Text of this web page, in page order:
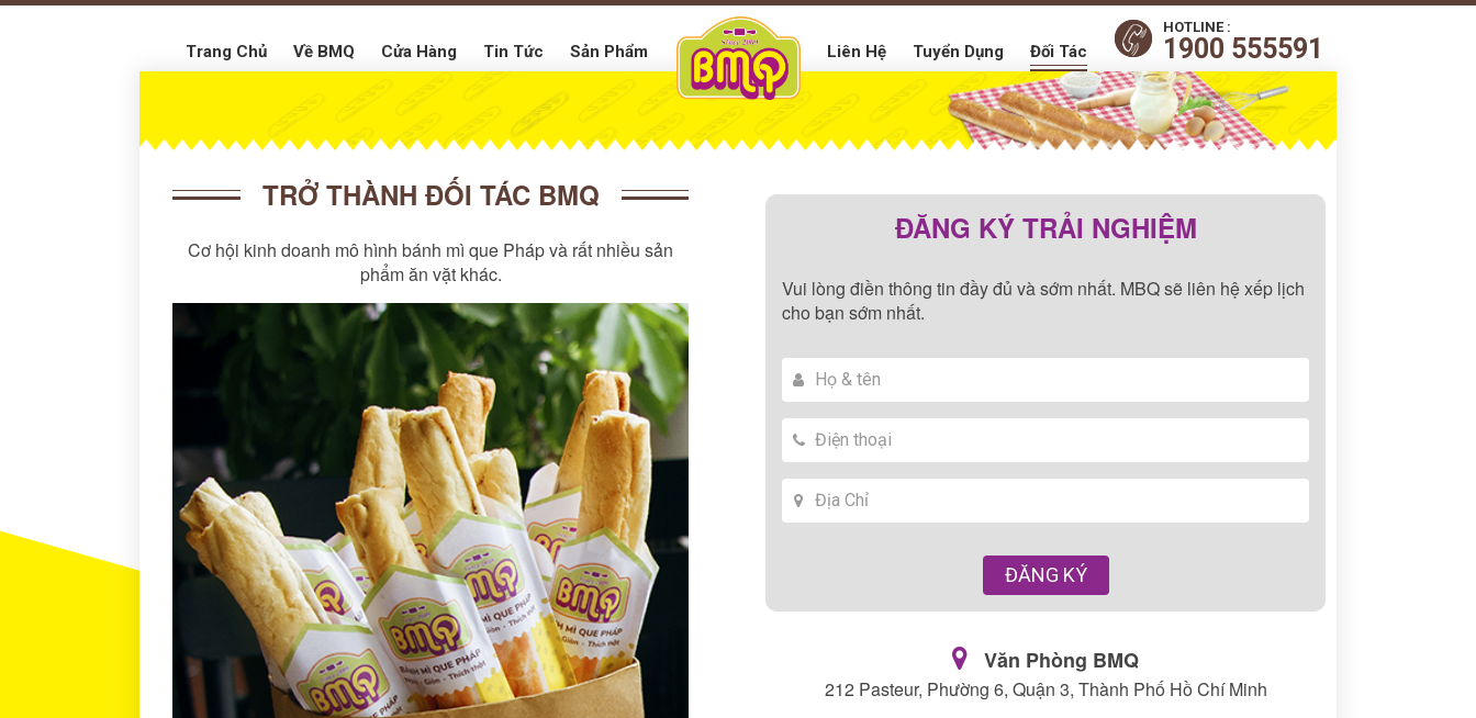
Trang Chủ Về BMQ Cửa Hàng Tin Tức Sản Phẩm
HOTLINE :
1900 555591
Đối Tác
Tuyển Dụng
Liên Hệ
TRỞ THÀNH ĐỐI TÁC BMQ
Cơ hội kinh doanh mô hình bánh mì que Pháp và rất nhiều sản
phẩm ăn vặt khác.
ĐĂNG KÝ TRẢI NGHIỆM
Vui lòng điền thông tin đầy đủ và sớm nhất. MBQ sẽ liên hệ xếp lịch
cho bạn sớm nhất.
ĐĂNG KÝ
Văn Phòng BMQ
212 Pasteur, Phường 6, Quận 3, Thành Phố Hồ Chí Minh